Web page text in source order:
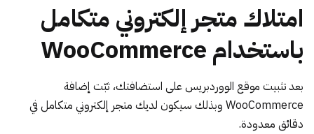
امتلاك متجر إلكتروني متكامل
باستخدام WooCommerce
بعد تثبيت موقع الووردبريس على استضافتك، ثبّت إضافة
WooCommerce وبذلك سيكون لديك متجر إلكتروني متكامل في
دقائق معدودة.